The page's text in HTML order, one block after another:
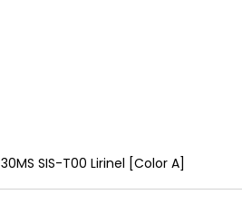
30MS SIS-T00 Lirinel [Color A]